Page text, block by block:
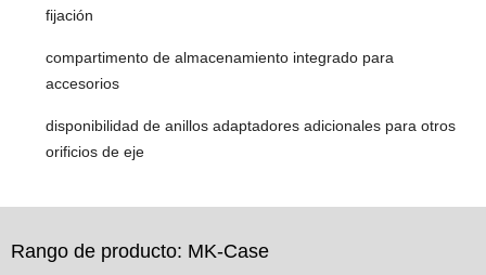
fijación
compartimento de almacenamiento integrado para
accesorios
disponibilidad de anillos adaptadores adicionales para otros
orificios de eje
Rango de producto: MK-Case